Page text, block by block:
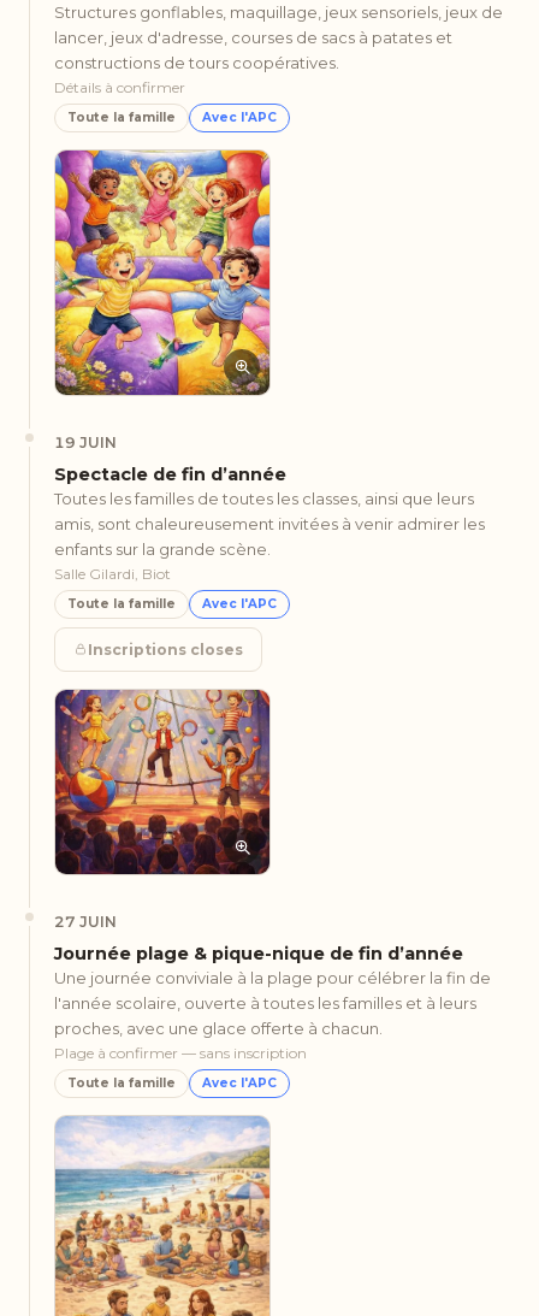
Structures gonflables, maquillage, jeux sensoriels, jeux de
lancer, jeux d'adresse, courses de sacs à patates et
constructions de tours coopératives.
Détails à confirmer
Toute la famille Avec l'APC
19 JUIN
Spectacle de fin d’année
Toutes les familles de toutes les classes, ainsi que leurs
amis, sont chaleureusement invitées à venir admirer les
enfants sur la grande scène.
Salle Gilardi, Biot
Toute la famille Avec l'APC
Inscriptions closes
27 JUIN
Journée plage & pique-nique de fin d’année
Une journée conviviale à la plage pour célébrer la fin de
l'année scolaire, ouverte à toutes les familles et à leurs
proches, avec une glace offerte à chacun.
Plage à confirmer — sans inscription
Toute la famille Avec l'APC